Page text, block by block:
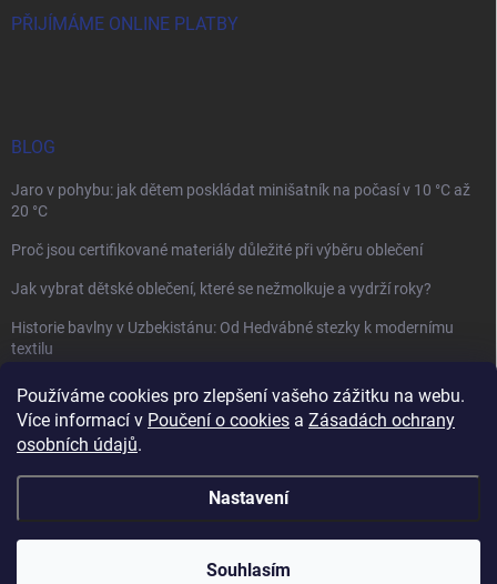
Používáme cookies pro zlepšení vašeho zážitku na webu.
Více informací v Poučení o cookies a Zásadách ochrany
osobních údajů.
Nastavení
Souhlasím
PŘIJÍMÁME ONLINE PLATBY
BLOG
Jaro v pohybu: jak dětem poskládat minišatník na počasí v 10 °C až
20 °C
Proč jsou certifikované materiály důležité při výběru oblečení
Jak vybrat dětské oblečení, které se nežmolkuje a vydrží roky?
Historie bavlny v Uzbekistánu: Od Hedvábné stezky k modernímu
textilu
Mamazone |
Copyright 2026Winkiki. Všechna práva vyhrazena.Upravit nastavení
cookies